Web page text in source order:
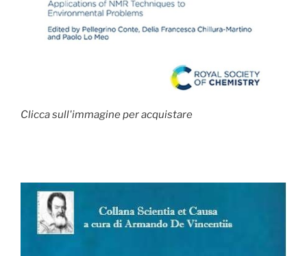
Clicca sull'immagine per acquistare